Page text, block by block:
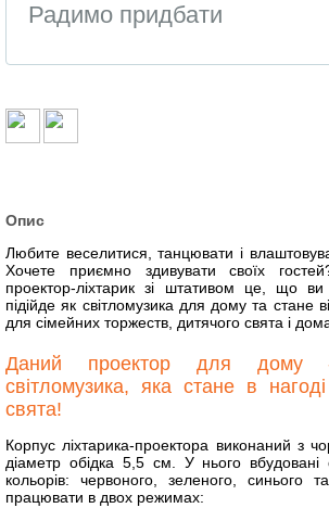
Радимо придбати
Опис
Любите веселитися, танцювати і
Хочете приємно здивувати своїх
проектор-ліхтарик зі штативом це, що
підійде як світломузика для дому та стане
для сімейних торжеств, дитячого свята і
Даний проектор для дому
світломузика, яка стане в
свята!
Корпус ліхтарика-проектора виконаний з
діаметр обідка 5,5 см. У нього вбудовані
кольорів: червоного, зеленого, синього
працювати в двох режимах: